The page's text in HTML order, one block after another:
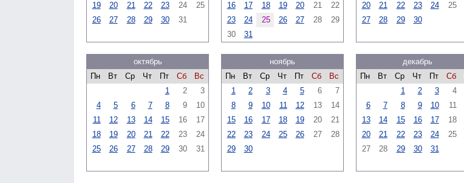
19
20 21 22 23 24
25
26
27 28 29 30 31
16
17 18 19 20 21
22
23
24 25 26 27 28
29
30
31
20
21 22 23 24 25
27
28 29 30
октябрь
Пн
Вт Ср Чт Пт Сб
Вс
1
2
3
4
5 6 7 8 9
10
11
12 13 14 15 16
17
18
19 20 21 22 23
24
25
26 27 28 29 30 31
ноябрь
Пн
Вт Ср Чт Пт Сб
Вс
1
2 3 4 5 6
7
8
9 10 11 12 13
14
15
16 17 18 19 20
21
22
23 24 25 26 27
28
29
30
декабрь
Пн
Вт Ср Чт Пт Сб
1
2 3 4
6
7 8 9 10 11
13
14 15 16 17 18
20
21 22 23 24 25
27
28 29 30 31